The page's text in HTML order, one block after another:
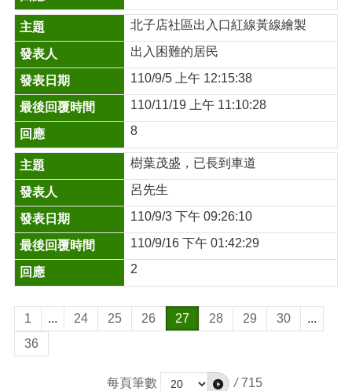
北子店社區出入口紅線黃線繪製
出入困難的居民
110/9/5 上午 12:15:38
110/11/19 上午 11:10:28
8
樹葉茂盛，已長到車道
呂先生
110/9/3 下午 09:26:10
110/9/16 下午 01:42:29
2
1 ... 24 25 26 27 28 29 30
...
36
每頁筆數 / 715